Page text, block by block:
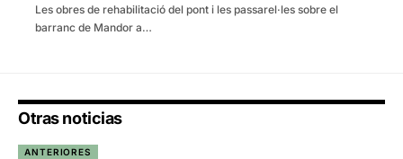
Les obres de rehabilitació del pont i les passarel·les sobre el
barranc de Mandor a…
Otras noticias
ANTERIORES